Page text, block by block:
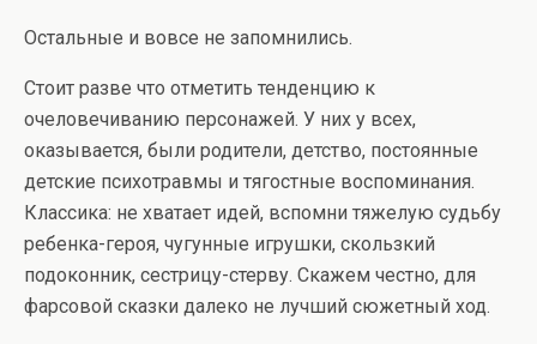
Остальные и вовсе не запомнились.
Стоит разве что отметить тенденцию к
очеловечиванию персонажей. У них у всех,
оказывается, были родители, детство, постоянные
детские психотравмы и тягостные воспоминания.
Классика: не хватает идей, вспомни тяжелую судьбу
ребенка-героя, чугунные игрушки, скользкий
подоконник, сестрицу-стерву. Скажем честно, для
фарсовой сказки далеко не лучший сюжетный ход.